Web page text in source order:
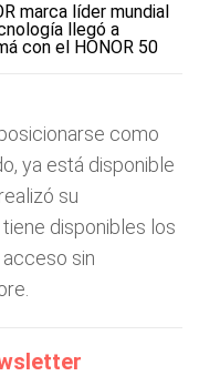
marca líder mundial
llegó a
con el HONOR 50
como
ya está disponible
su
tiene disponibles los
sin